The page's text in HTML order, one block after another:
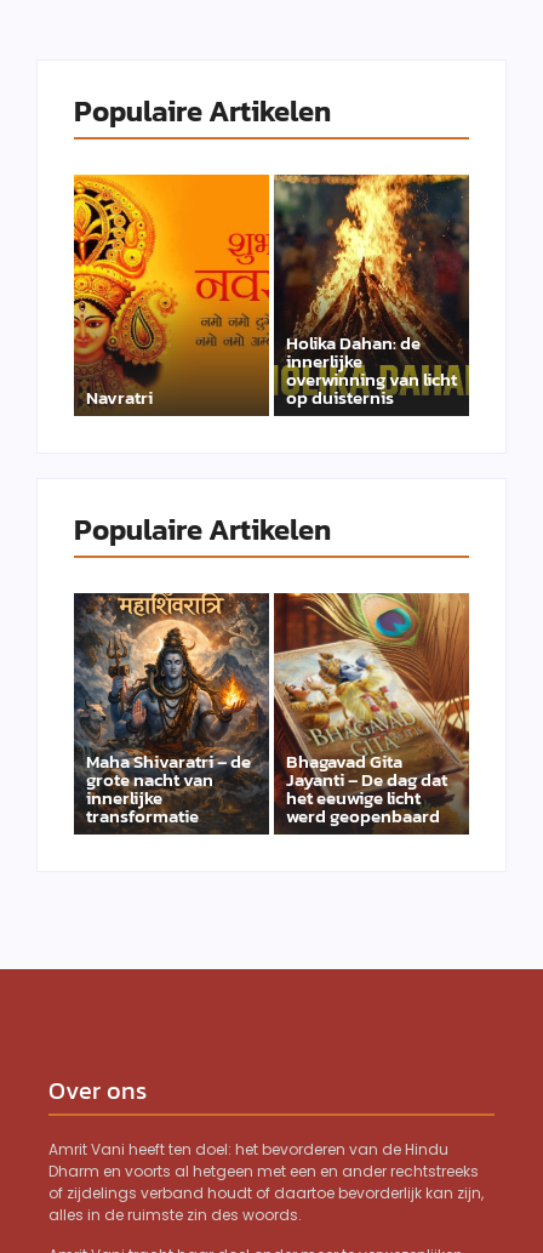
Populaire Artikelen
Navratri
Holika Dahan: de
innerlijke
overwinning van licht
op duisternis
Populaire Artikelen
Maha Shivaratri – de
grote nacht van
innerlijke
transformatie
Bhagavad Gita
Jayanti – De dag dat
het eeuwige licht
werd geopenbaard
Over ons
Amrit Vani heeft ten doel: het bevorderen van de Hindu
Dharm en voorts al hetgeen met een en ander rechtstreeks
of zijdelings verband houdt of daartoe bevorderlijk kan zijn,
alles in de ruimste zin des woords.